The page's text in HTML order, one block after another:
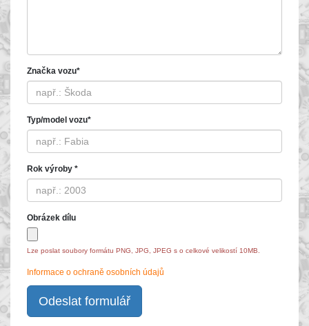
Značka vozu*
Typ/model vozu*
Rok výroby *
Obrázek dílu
Lze poslat soubory formátu PNG, JPG, JPEG s o celkové velikostí 10MB.
Informace o ochraně osobních údajů
Odeslat formulář